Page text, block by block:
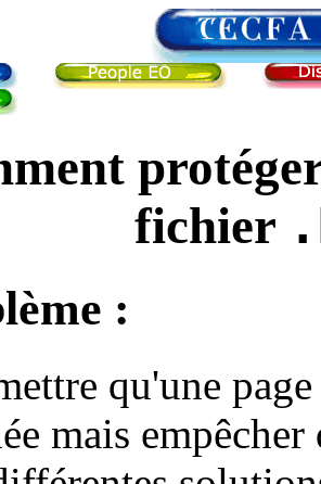
fichier
:
qu'une
mais